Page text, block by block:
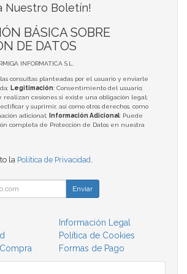
Nuestro Boletín!
BÁSICA SOBRE
DE DATOS
INFORMATICA S.L.
consultas planteadas por el usuario y enviarle
Legitimación: Consentimiento del usuario;
realizan cesiones si existe una obligación legal;
y suprimir, así como otros derechos, como
adicional;
Información Adicional: Puede
completa de Protección de Datos en nuestra
la Política de Privacidad
Enviar
Información Legal
Política de Cookies
Formas de Pago